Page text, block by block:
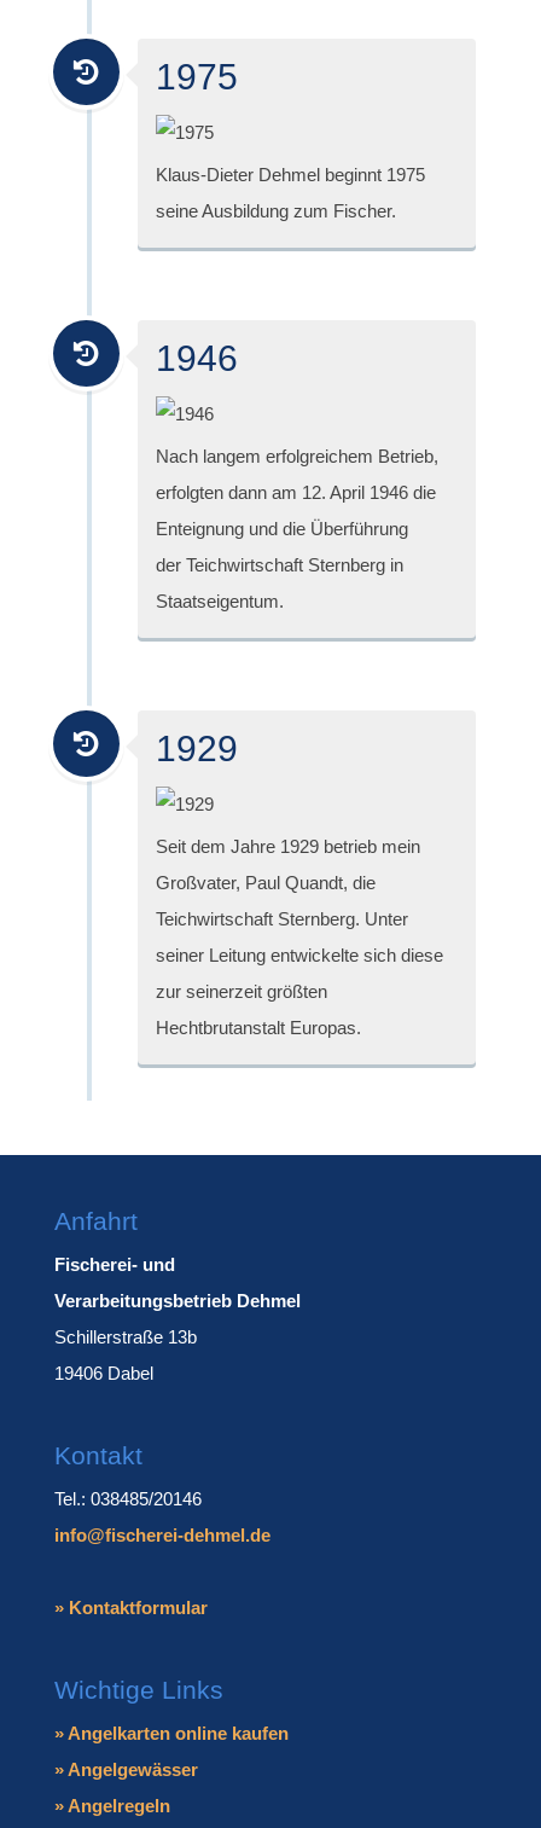
1975
Klaus-Dieter Dehmel beginnt 1975
seine Ausbildung zum Fischer.
1946
Nach langem erfolgreichem Betrieb,
erfolgten dann am 12. April 1946 die
Enteignung und die Überführung
der Teichwirtschaft Sternberg in
Staatseigentum.
1929
Seit dem Jahre 1929 betrieb mein
Großvater, Paul Quandt, die
Teichwirtschaft Sternberg. Unter
seiner Leitung entwickelte sich diese
zur seinerzeit größten
Hechtbrutanstalt Europas.
Anfahrt
Fischerei- und
Verarbeitungsbetrieb Dehmel
Schillerstraße 13b
19406 Dabel
Kontakt
Tel.: 038485/20146
info@fischerei-dehmel.de
» Kontaktformular
Wichtige Links
» Angelkarten online kaufen
» Angelgewässer
» Angelregeln